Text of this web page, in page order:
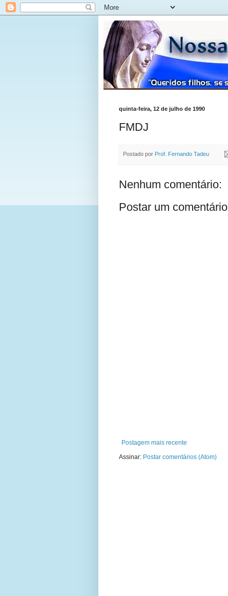
quinta-feira, 12 de julho de 1990
FMDJ
Postado por Prof. Fernando Tadeu
Nenhum comentário:
Postar um comentário
Postagem mais recente
Assinar: Postar comentários (Atom)